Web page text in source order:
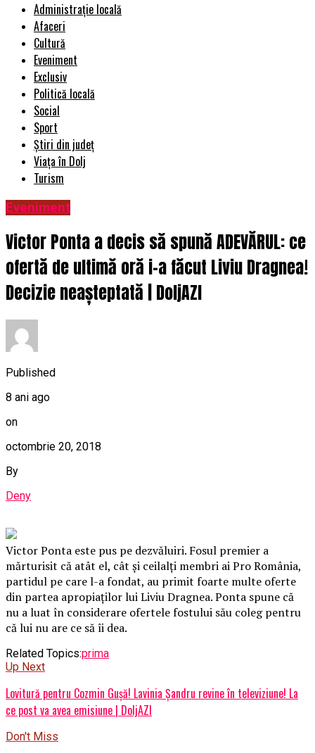
Administrație locală
Afaceri
Cultură
Eveniment
Exclusiv
Politică locală
Social
Sport
Știri din județ
Viața în Dolj
Turism
Eveniment
Victor Ponta a decis să spună ADEVĂRUL: ce
ofertă de ultimă oră i-a făcut Liviu Dragnea!
Decizie neașteptată | DoljAZI
Published
8 ani ago
on
octombrie 20, 2018
By
Deny
Victor Ponta este pus pe dezvăluiri. Fosul premier a
mărturisit că atât el, cât și ceilalți membri ai Pro România,
partidul pe care l-a fondat, au primit foarte multe oferte
din partea apropiaților lui Liviu Dragnea. Ponta spune că
nu a luat în considerare ofertele fostului său coleg pentru
că lui nu are ce să îi dea.
Related Topics:prima
Up Next
Lovitură pentru Cozmin Gușă! Lavinia Șandru revine în televiziune! La
ce post va avea emisiune | DoljAZI
Don't Miss